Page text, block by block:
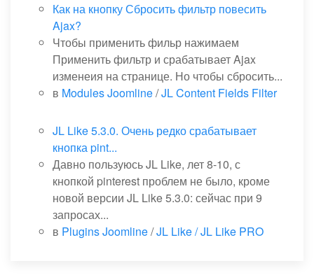
Как на кнопку Сбросить фильтр повесить
Ajax?
Чтобы применить фильр нажимаем
Применить фильтр и срабатывает Ajax
изменеия на странице. Но чтобы сбросить...
в Modules Joomline/JL Content Fields Filter
JL Like 5.3.0. Очень редко срабатывает
кнопка pint...
Давно пользуюсь JL Like, лет 8-10, с
кнопкой pinterest проблем не было, кроме
новой версии JL Like 5.3.0: сейчас при 9
запросах...
в Plugins Joomline/JL Like / JL Like PRO